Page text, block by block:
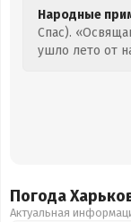
Народные
Спас).
ушло лето от
Погода
Актуальная